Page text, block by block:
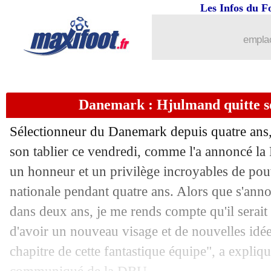
Les Infos du
Danemark : Hjulmand quitte
Sélectionneur du Danemark depuis quatre
son tablier ce vendredi, comme l'a annoncé
un honneur et un privilège incroyables de
nationale pendant quatre ans. Alors que
dans deux ans, je me rends compte qu'il
d'avoir un nouveau visage et de nouvelles
chapitre de cette fantastique équipe", a
: Fabregas jusqu'en 2028
19/07 OM: Al Sadd tente Ounahi !
: trois attaquants lorgnés dont
19/07 Rennes: Strasbourg fonce sur G.
19/07 OM: Greenwood portera le numéro
19/07 Amical : Nice accroché par Leganés
19/07 : Meunier va signer jusqu'en